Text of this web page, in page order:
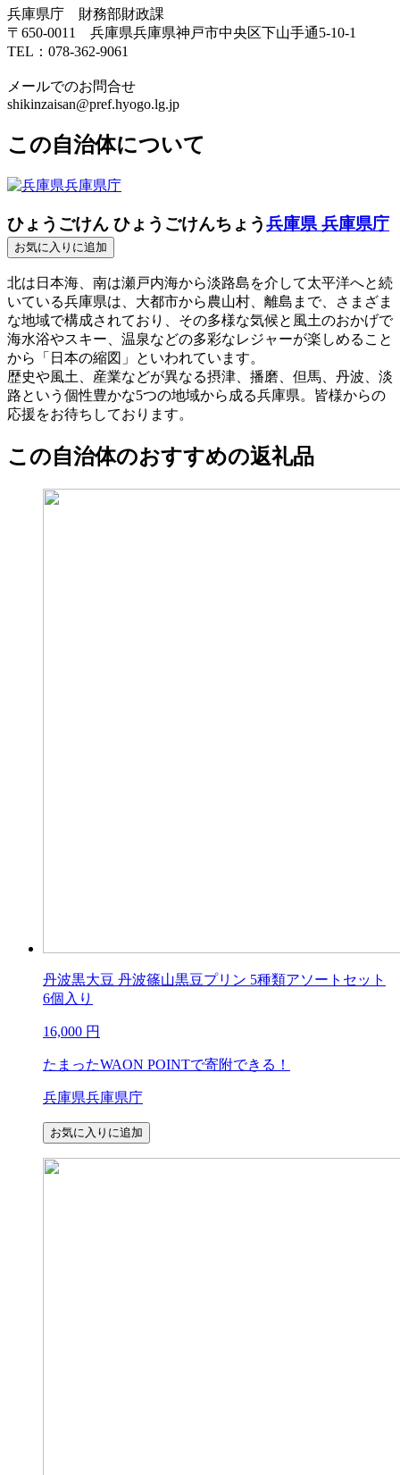
兵庫県庁 財務部財政課
〒650-0011 兵庫県兵庫県神戸市中央区下山手通5-10-1
TEL：078-362-9061
メールでのお問合せ
shikinzaisan@pref.hyogo.lg.jp
この自治体について
ひょうごけん ひょうごけんちょう兵庫県 兵庫県庁
お気に入りに追加
北は日本海、南は瀬戸内海から淡路島を介して太平洋へと続
いている兵庫県は、大都市から農山村、離島まで、さまざま
な地域で構成されており、その多様な気候と風土のおかげで
海水浴やスキー、温泉などの多彩なレジャーが楽しめること
から「日本の縮図」といわれています。
歴史や風土、産業などが異なる摂津、播磨、但馬、丹波、淡
路という個性豊かな5つの地域から成る兵庫県。皆様からの
応援をお待ちしております。
この自治体のおすすめの返礼品
丹波黒大豆 丹波篠山黒豆プリン 5種類アソートセット
6個入り
16,000 円
たまったWAON POINTで寄附できる！
兵庫県兵庫県庁
お気に入りに追加